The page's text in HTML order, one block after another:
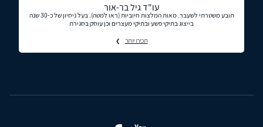
עו"ד גיל בר-אור
תובע משטרתי לשעבר. מאות המלצות חיוביות (ראו למטה). בעל ניסיון של כ-30 שנה
בייצוג בתיקי פשע ובתיקי מעצרים וכן עוסק בסגירת
תכירו יותר